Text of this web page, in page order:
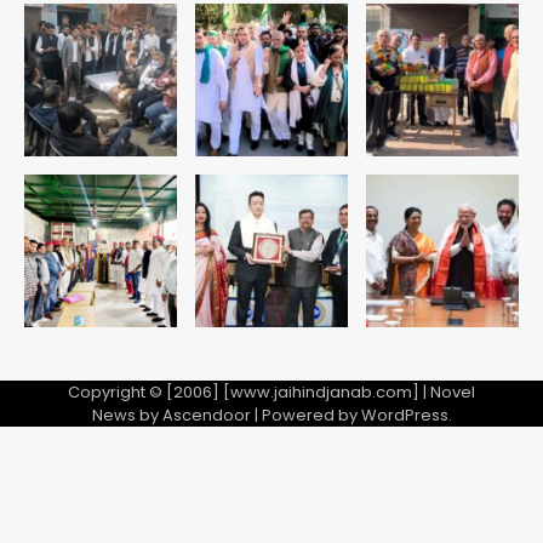
Copyright © [2006] [www.jaihindjanab.com] | Novel
News byAscendoor| Powered byWordPress.